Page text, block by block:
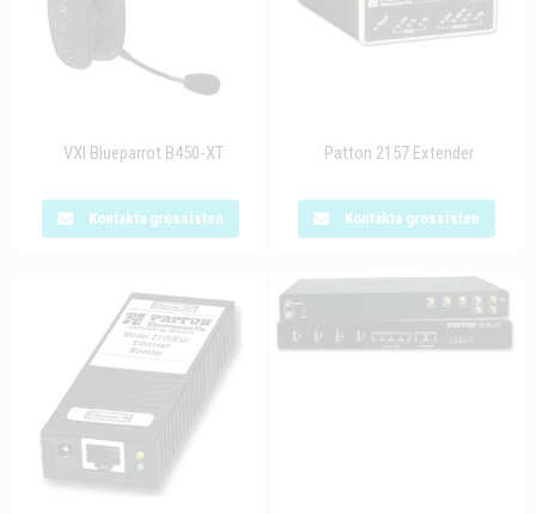
VXI Blueparrot B450-XT
Kontakta grossisten
Patton 2157 Extender
Kontakta grossisten